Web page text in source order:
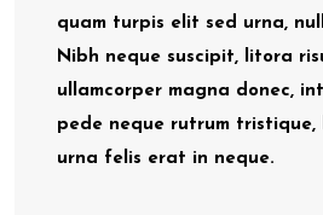
quam turpis elit sed urna,
Nibh neque suscipit, litora
ullamcorper magna donec,
pede neque rutrum
urna felis erat in neque.